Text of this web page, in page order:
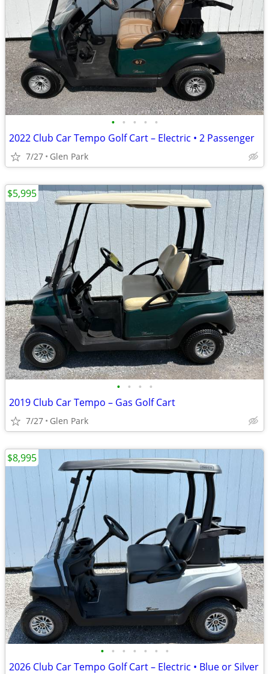
• • • • •
2022 Club Car Tempo Golf Cart – Electric • 2 Passenger
7/27 Glen Park
• • • •
2019 Club Car Tempo – Gas Golf Cart
7/27 Glen Park
$5,995
• • • • • • •
2026 Club Car Tempo Golf Cart – Electric • Blue or Silver
$8,995